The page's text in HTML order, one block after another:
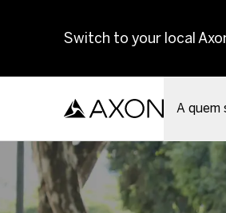
Switch to your local
A quem